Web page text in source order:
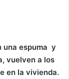
una espuma y
vuelven a los
en la vivienda.